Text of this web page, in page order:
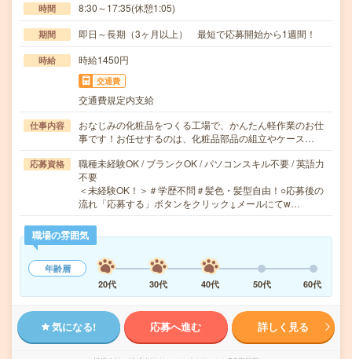
時間 8:30～17:35(休憩1:05)
期間 即日～長期（3ヶ月以上） 最短で応募開始から1週間！
時給 時給1450円
交通費
交通費規定内支給
仕事内容
おなじみの化粧品をつくる工場で、かんたん軽作業のお仕
事です！お任せするのは、化粧品部品の組立やケース…
応募資格
職種未経験OK / ブランクOK / パソコンスキル不要 / 英語力
不要
＜未経験OK！＞＃学歴不問＃髪色・髪型自由！○応募後の
流れ「応募する」ボタンをクリック↓メールにてw…
職場の雰囲気
年齢層
20代
30代 40代 50代 60代
気になる! 応募へ進む 詳しく見る